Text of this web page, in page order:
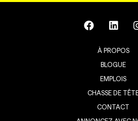
À PROPOS
BLOGUE
EMPLOIS
CHASSE DE
CONTACT